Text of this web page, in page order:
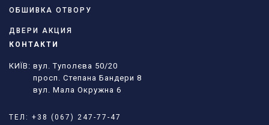
ОБШИВКА ОТВОРУ
ДВЕРИ АКЦИЯ
КОНТАКТИ
КИЇВ: вул. Туполєва 50/20
просп. Степана Бандери 8
вул. Мала Окружна 6
ТЕЛ: +38 (067) 247-77-47